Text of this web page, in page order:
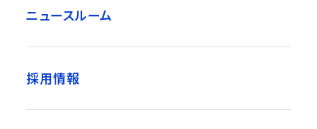
ニュースルーム
採用情報